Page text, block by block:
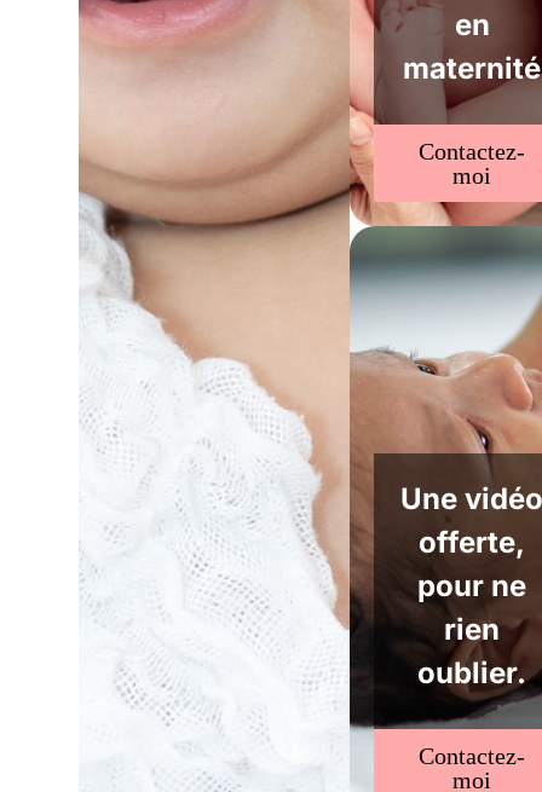
en
maternité
Contactez-
moi
Une
offerte,
pour ne
rien
oublier.
Contactez-
moi